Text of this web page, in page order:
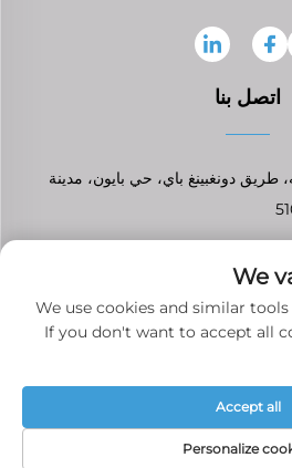
اتصل بنا
كونه، طريق دونغبينغ باي، حي بايون، مدينة
لقطع غيار السيارات المحدودة جميع الحقوق
سياسة الخصوصية
We
We use cookies and similar
If you don't want to accept all
Personalize
Accept all